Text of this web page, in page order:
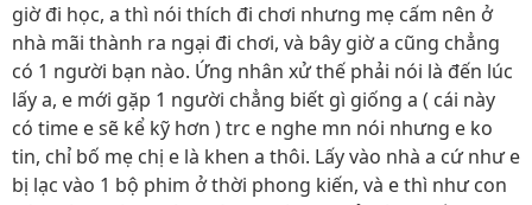
giờ đi học, a thì nói thích đi chơi nhưng mẹ cấm nên ở
nhà mãi thành ra ngại đi chơi, và bây giờ a cũng chẳng
có 1 người bạn nào. Ứng nhân xử thế phải nói là đến lúc
lấy a, e mới gặp 1 người chẳng biết gì giống a ( cái này
có time e sẽ kể kỹ hơn ) trc e nghe mn nói nhưng e ko
tin, chỉ bố mẹ chị e là khen a thôi. Lấy vào nhà a cứ như e
bị lạc vào 1 bộ phim ở thời phong kiến, và e thì như con